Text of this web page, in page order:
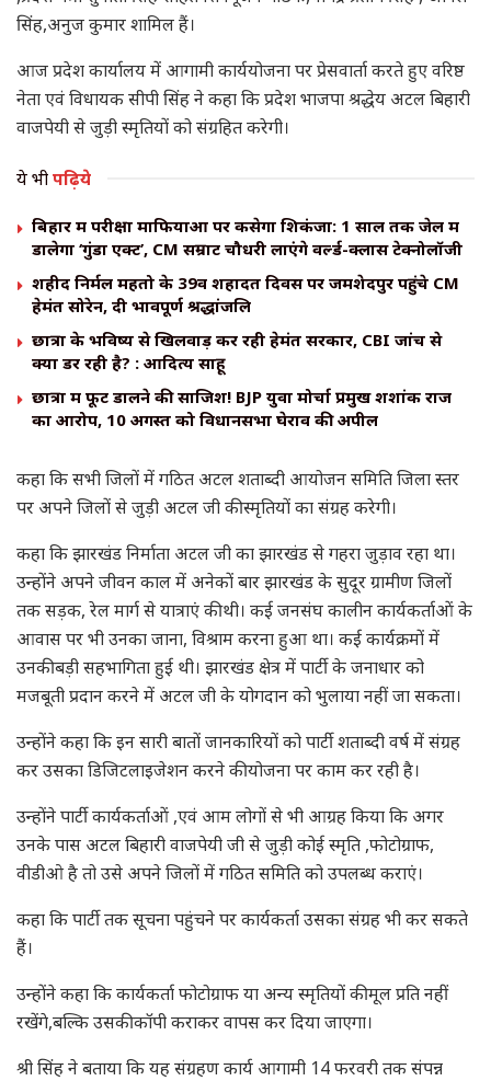
सिंह,अनुज कुमार शामिल हैं।
आज प्रदेश कार्यालय में आगामी कार्ययोजना पर प्रेसवार्ता करते हुए वरिष्ठ
नेता एवं विधायक सीपी सिंह ने कहा कि प्रदेश भाजपा श्रद्धेय अटल बिहारी
वाजपेयी से जुड़ी स्मृतियों को संग्रहित करेगी।
ये भीपढ़िये
बिहार में परीक्षा माफियाओं पर कसेगा शिकंजा: 1 साल तक जेल में
डालेगा ‘गुंडा एक्ट’, CM सम्राट चौधरी लाएंगे वर्ल्ड-क्लास टेक्नोलॉजी
शहीद निर्मल महतो के 39वें शहादत दिवस पर जमशेदपुर पहुंचे CM
हेमंत सोरेन, दी भावपूर्ण श्रद्धांजलि
छात्रों के भविष्य से खिलवाड़ कर रही हेमंत सरकार, CBI जांच से
क्यों डर रही है? : आदित्य साहू
छात्रों में फूट डालने की साजिश! BJP युवा मोर्चा प्रमुख शशांक राज
का आरोप, 10 अगस्त को विधानसभा घेराव की अपील
कहा कि सभी जिलों में गठित अटल शताब्दी आयोजन समिति जिला स्तर
पर अपने जिलों से जुड़ी अटल जी की स्मृतियों का संग्रह करेगी।
कहा कि झारखंड निर्माता अटल जी का झारखंड से गहरा जुड़ाव रहा था।
उन्होंने अपने जीवन काल में अनेकों बार झारखंड के सुदूर ग्रामीण जिलों
तक सड़क, रेल मार्ग से यात्राएं की थी। कई जनसंघ कालीन कार्यकर्ताओं के
आवास पर भी उनका जाना, विश्राम करना हुआ था। कई कार्यक्रमों में
उनकी बड़ी सहभागिता हुई थी। झारखंड क्षेत्र में पार्टी के जनाधार को
मजबूती प्रदान करने में अटल जी के योगदान को भुलाया नहीं जा सकता।
उन्होंने कहा कि इन सारी बातों जानकारियों को पार्टी शताब्दी वर्ष में संग्रह
कर उसका डिजिटलाइजेशन करने की योजना पर काम कर रही है।
उन्होंने पार्टी कार्यकर्ताओं ,एवं आम लोगों से भी आग्रह किया कि अगर
उनके पास अटल बिहारी वाजपेयी जी से जुड़ी कोई स्मृति ,फोटोग्राफ,
वीडीओ है तो उसे अपने जिलों में गठित समिति को उपलब्ध कराएं।
कहा कि पार्टी तक सूचना पहुंचने पर कार्यकर्ता उसका संग्रह भी कर सकते
हैं।
उन्होंने कहा कि कार्यकर्ता फोटोग्राफ या अन्य स्मृतियों की मूल प्रति नहीं
रखेंगे,बल्कि उसकी कॉपी कराकर वापस कर दिया जाएगा।
श्री सिंह ने बताया कि यह संग्रहण कार्य आगामी 14 फरवरी तक संपन्न